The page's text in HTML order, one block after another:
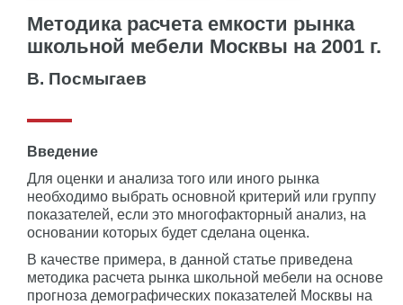
Методика расчета емкости рынка
школьной мебели Москвы на 2001 г.
В. Посмыгаев
Введение
Для оценки и анализа того или иного рынка
необходимо выбрать основной критерий или группу
показателей, если это многофакторный анализ, на
основании которых будет сделана оценка.
В качестве примера, в данной статье приведена
методика расчета рынка школьной мебели на основе
прогноза демографических показателей Москвы на